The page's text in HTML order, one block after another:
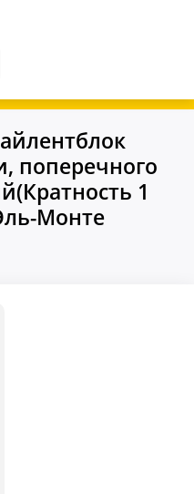
удобнее
поперечного
1
Монте